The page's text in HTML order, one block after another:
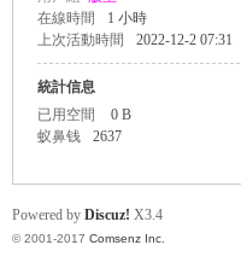
在線時間
1 小時
上次活動時間
2022-12-2 07:31
統計信息
已用空間
0 B
蚁鼻钱
2637
Powered by Discuz! X3.4
© 2001-2017 Comsenz Inc.